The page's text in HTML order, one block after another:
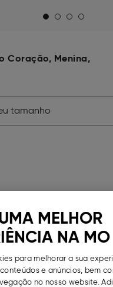
Coração, Menina,
tamanho
Seguros
MELHOR
NA MO
para melhorar a sua
e anúncios, bem
no nosso website.